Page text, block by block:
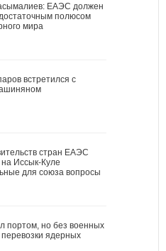
ЕАЭС должен
полюсом
мира
встретился с
стран ЕАЭС
Иссык-Куле
для союза вопросы
портом, но без военных
ядерных